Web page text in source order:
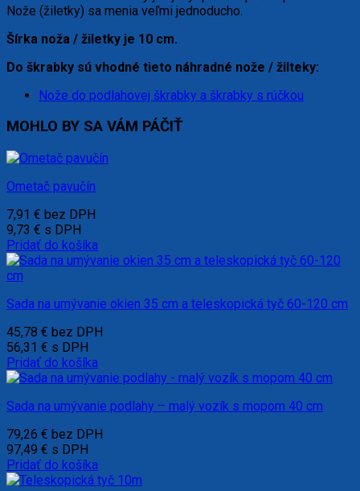
Nože (žiletky) sa menia veľmi jednoducho.
Šírka noža / žiletky je 10 cm.
Do škrabky sú vhodné tieto náhradné nože / žilteky:
Nože do podlahovej škrabky a škrabky s rúčkou
MOHLO BY SA VÁM PÁČIŤ
Ometač pavučín
7,91 € bez DPH
9,73 € s DPH
Pridať do košíka
Sada na umývanie okien 35 cm a teleskopická tyč 60-120 cm
45,78 € bez DPH
56,31 € s DPH
Pridať do košíka
Sada na umývanie podlahy – malý vozík s mopom 40 cm
79,26 € bez DPH
97,49 € s DPH
Pridať do košíka